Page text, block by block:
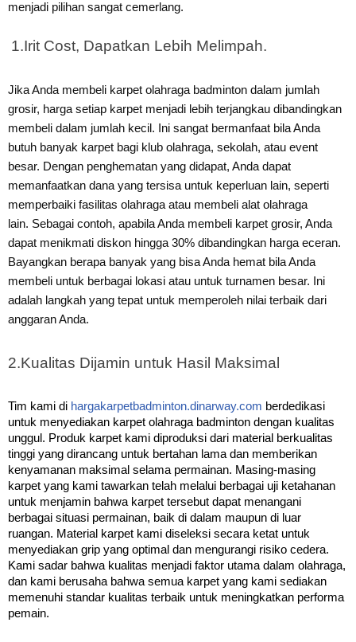
menjadi pilihan sangat cemerlang.
1.Irit Cost, Dapatkan Lebih Melimpah.
Jika Anda membeli karpet olahraga badminton dalam jumlah
grosir, harga setiap karpet menjadi lebih terjangkau dibandingkan
membeli dalam jumlah kecil. Ini sangat bermanfaat bila Anda
butuh banyak karpet bagi klub olahraga, sekolah, atau event
besar. Dengan penghematan yang didapat, Anda dapat
memanfaatkan dana yang tersisa untuk keperluan lain, seperti
memperbaiki fasilitas olahraga atau membeli alat olahraga
lain. Sebagai contoh, apabila Anda membeli karpet grosir, Anda
dapat menikmati diskon hingga 30% dibandingkan harga eceran.
Bayangkan berapa banyak yang bisa Anda hemat bila Anda
membeli untuk berbagai lokasi atau untuk turnamen besar. Ini
adalah langkah yang tepat untuk memperoleh nilai terbaik dari
anggaran Anda.
2.Kualitas Dijamin untuk Hasil Maksimal
Tim kami di hargakarpetbadminton.dinarway.com berdedikasi
untuk menyediakan karpet olahraga badminton dengan kualitas
unggul. Produk karpet kami diproduksi dari material berkualitas
tinggi yang dirancang untuk bertahan lama dan memberikan
kenyamanan maksimal selama permainan. Masing-masing
karpet yang kami tawarkan telah melalui berbagai uji ketahanan
untuk menjamin bahwa karpet tersebut dapat menangani
berbagai situasi permainan, baik di dalam maupun di luar
ruangan. Material karpet kami diseleksi secara ketat untuk
menyediakan grip yang optimal dan mengurangi risiko cedera.
Kami sadar bahwa kualitas menjadi faktor utama dalam olahraga,
dan kami berusaha bahwa semua karpet yang kami sediakan
memenuhi standar kualitas terbaik untuk meningkatkan performa
pemain.